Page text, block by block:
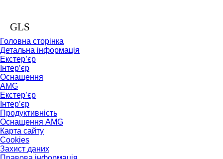
GLS
Головна сторінка
Детальна інформація
Екстер’єр
Інтер’єр
Оснащення
AMG
Екстер’єр
Інтер’єр
Продуктивність
Оснащення AMG
Карта сайту
Cookies
Захист даних